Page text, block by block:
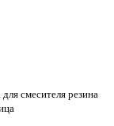
смесителя резина